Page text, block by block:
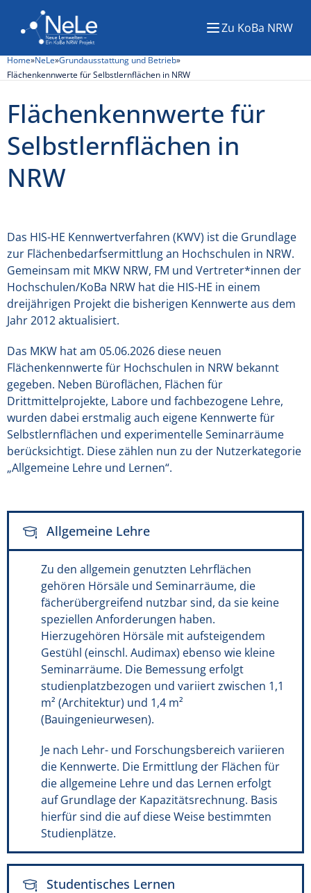
MenüZu KoBa NRW
Home»NeLe»Grundausstattung und Betrieb»
Flächenkennwerte für Selbstlernflächen in NRW
Flächenkennwerte für
Selbstlernflächen in
NRW
Das HIS-HE Kennwertverfahren (KWV) ist die Grundlage
zur Flächenbedarfsermittlung an Hochschulen in NRW.
Gemeinsam mit MKW NRW, FM und Vertreter*innen der
Hochschulen/KoBa NRW hat die HIS-HE in einem
dreijährigen Projekt die bisherigen Kennwerte aus dem
Jahr 2012 aktualisiert.
Das MKW hat am 05.06.2026 diese neuen
Flächenkennwerte für Hochschulen in NRW bekannt
gegeben. Neben Büroflächen, Flächen für
Drittmittelprojekte, Labore und fachbezogene Lehre,
wurden dabei erstmalig auch eigene Kennwerte für
Selbstlernflächen und experimentelle Seminarräume
berücksichtigt. Diese zählen nun zu der Nutzerkategorie
„Allgemeine Lehre und Lernen“.
Allgemeine Lehre
Zu den allgemein genutzten Lehrflächen
gehören Hörsäle und Seminarräume, die
fächerübergreifend nutzbar sind, da sie keine
speziellen Anforderungen haben.
Hierzugehören Hörsäle mit aufsteigendem
Gestühl (einschl. Audimax) ebenso wie kleine
Seminarräume. Die Bemessung erfolgt
studienplatzbezogen und variiert zwischen 1,1
m² (Architektur) und 1,4 m²
(Bauingenieurwesen).
Je nach Lehr- und Forschungsbereich variieren
die Kennwerte. Die Ermittlung der Flächen für
die allgemeine Lehre und das Lernen erfolgt
auf Grundlage der Kapazitätsrechnung. Basis
hierfür sind die auf diese Weise bestimmten
Studienplätze.
Studentisches Lernen